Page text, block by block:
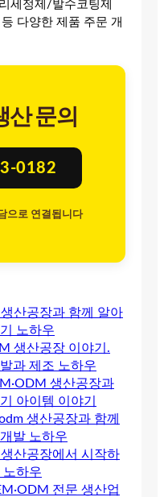
세정제/발수코팅제
다양한 제품 주문 개
산 문의
0182
으로 연결됩니다
산공장과 함께 알아
노하우
생산공장 이야기.
과 제조 노하우
생산공장과
아이템 이야기
생산공장과 함께
발 노하우
산공장에서 시작하
노하우
전문 생산업